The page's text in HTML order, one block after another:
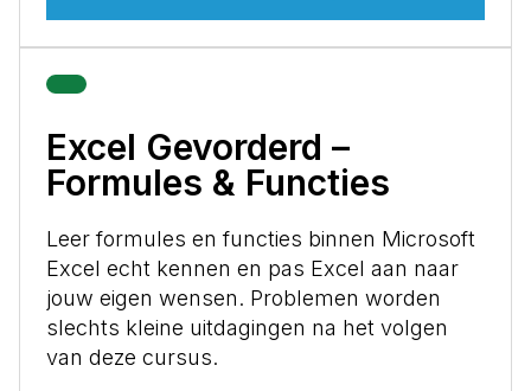
Excel Gevorderd –
Formules & Functies
Leer formules en functies binnen Microsoft
Excel echt kennen en pas Excel aan naar
jouw eigen wensen. Problemen worden
slechts kleine uitdagingen na het volgen
van deze cursus.